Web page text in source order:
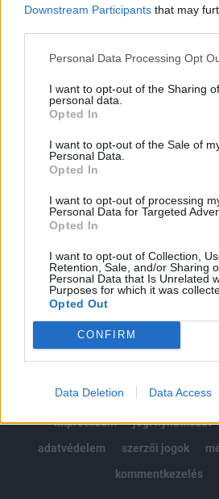
Downstream Participants that may
Personal Data Processing Opt
I want to opt-out of the Sharing
personal data.
Opted In
I want to opt-out of the Sale of
Personal Data.
Opted In
I want to opt-out of processing
Personal Data for Targeted
Opted In
I want to opt-out of Collection,
Retention, Sale, and/or Sharing
Personal Data that Is Unrelated
Purposes for which it was
Opted Out
CONFIRM
Data Deletion Data Access
KEDVES OLVASÓNK!
tartozik, melynek olvasása
Az előfizetés a következőket
Kötéslisták: BÉT elmúlt 2 év
kötéslistái
Előfizetés
MÁR ELŐFIZETŐNK VAGY?
© 2026 Portfolio
impresszum
jogi nyilatkozat
adatvédelem
szerzői jogok
kommentkezelés